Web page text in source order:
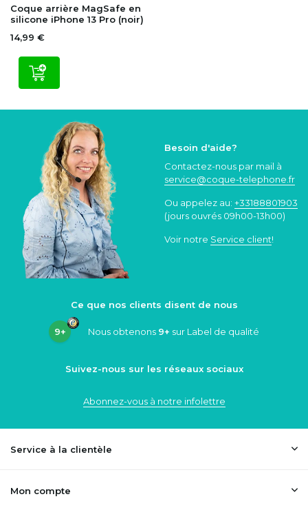
Coque arrière MagSafe en
silicone iPhone 13 Pro (noir)
14,99 €
Besoin d'aide?
Contactez-nous par mail à
service@coque-telephone.fr
Ou appelez au: +33188801903
(jours ouvrés 09h00-13h00)
Voir notre Service client!
Ce que nos clients disent de nous
9+ Nous obtenons 9+ sur Label de qualité
Suivez-nous sur les réseaux sociaux
Abonnez-vous à notre infolettre
Service à la clientèle
Mon compte